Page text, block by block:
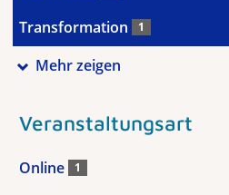
Transformation 1
Mehr zeigen
Veranstaltungsart
Online 1